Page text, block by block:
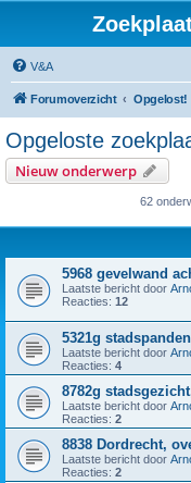
V&A
Forumoverzicht Opgelost!
Opgeloste
Nieuw onderwerp
62
5968 gevelwand
Laatste bericht door
Reacties: 12
5321g
Laatste bericht door
Reacties: 4
8782g
Laatste bericht door
Reacties: 2
8838 Dordrecht,
Laatste bericht door
Reacties: 2